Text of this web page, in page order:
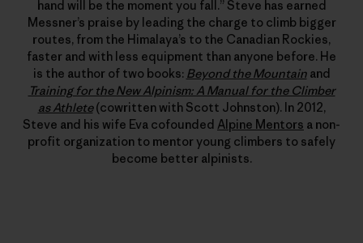
hand will be the moment you fall.” Steve has earned
Messner’s praise by leading the charge to climb bigger
routes, from the Himalaya’s to the Canadian Rockies,
faster and with less equipment than anyone before. He
is the author of two books: Beyond the Mountainand
Training for the New Alpinism: A Manual for the Climber
as Athlete(cowritten with Scott Johnston). In 2012,
Steve and his wife Eva cofounded Alpine Mentors a non-
profit organization to mentor young climbers to safely
become better alpinists.